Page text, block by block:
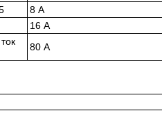
8 А
16 А
80 А